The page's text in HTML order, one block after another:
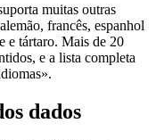
muitas outras
francês, espanhol
e tártaro. Mais de 20
e a lista completa
dados